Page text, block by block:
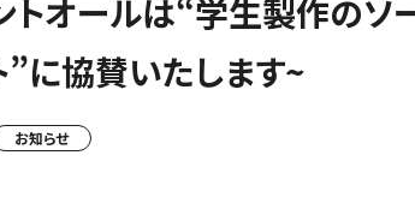
トオールは“学生製作のソ
”に協賛いたします~
お知らせ